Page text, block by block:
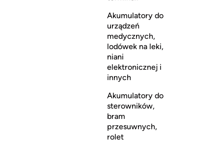
Akumulatory do
urządzeń
medycznych,
lodówek na leki,
niani
elektronicznej i
innych
Akumulatory do
sterowników,
bram
przesuwnych,
rolet